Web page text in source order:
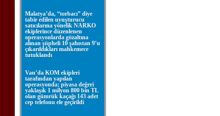
Malatya’da, “torbacı” diye
tabir edilen uyuşturucu
satıcılarına yönelik NARKO
ekiplerince düzenlenen
operasyonlarda gözaltına
alınan şüpheli 10 şahıstan 9’u
çıkarıldıkları mahkemece
tutuklandı
Van’da KOM ekipleri
tarafından yapılan
operasyonda; piyasa değeri
yaklaşık 1 milyon 800 bin TL
olan gümrük kaçağı 143 adet
cep telefonu ele geçirildi